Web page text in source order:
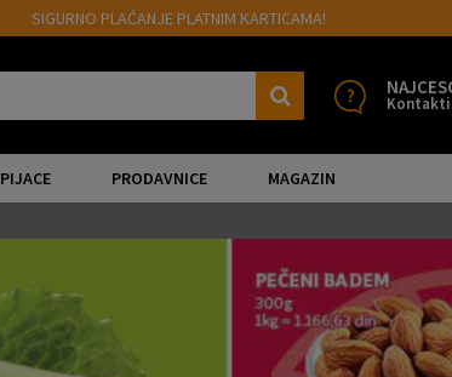
SIGURNO PLAĆANJE PLATNIM KARTICAMA!
PIJACE PRODAVNICE MAGAZIN